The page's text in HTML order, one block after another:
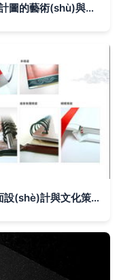
電子產(chǎn)品包裝盒平面設(shè)計圖的藝術(shù)與科學(xué)
味覺與視覺的對話 酒店餐飲用品平面設(shè)計與文化策劃的融合之道